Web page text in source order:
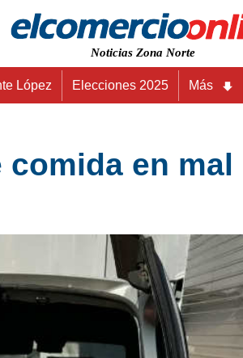
Noticias Zona Norte
López Elecciones 2025 Más
en